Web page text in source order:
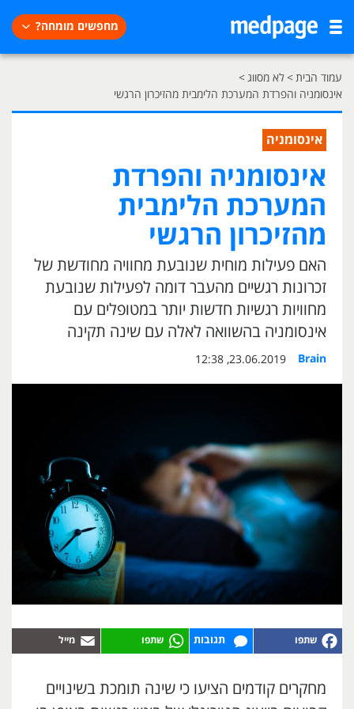
מחפשים מומחה?
עמוד הבית>לא מסווג>
אינסומניה והפרדת המערכת הלימבית מהזיכרון הרגשי
אינסומניה
אינסומניה והפרדת
המערכת הלימבית
מהזיכרון הרגשי
האם פעילות מוחית שנובעת מחוויה מחודשת של
זכרונות רגשיים מהעבר דומה לפעילות שנובעת
מחוויות רגשיות חדשות יותר במטופלים עם
אינסומניה בהשוואה לאלה עם שינה תקינה
Brain
23.06.2019, 12:38
תגובות
מחקרים קודמים הציעו כי שינה תומכת בשינויים